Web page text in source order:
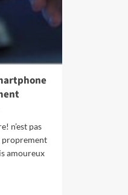
n’est pas
proprement
amoureux